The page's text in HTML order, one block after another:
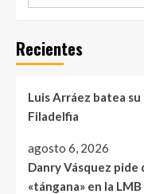
Recientes
Luis Arráez batea
Filadelfia
agosto 6, 2026
Danry Vásquez
«tángana» en la LMB